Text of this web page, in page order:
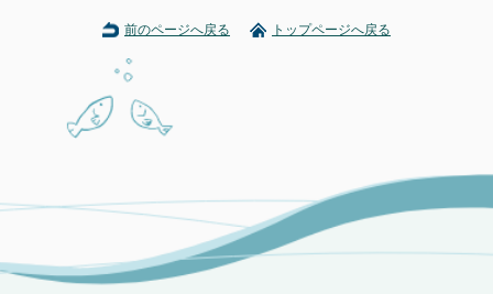
前のページへ戻る トップページへ戻る